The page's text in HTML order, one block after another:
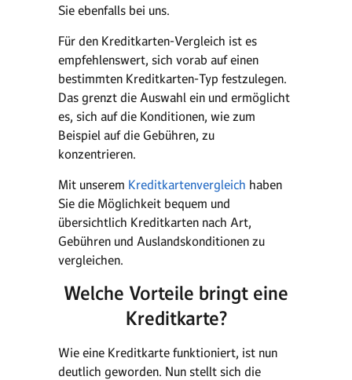
Sie ebenfalls bei uns.
Für den Kreditkarten-Vergleich ist es
empfehlenswert, sich vorab auf einen
bestimmten Kreditkarten-Typ festzulegen.
Das grenzt die Auswahl ein und ermöglicht
es, sich auf die Konditionen, wie zum
Beispiel auf die Gebühren, zu
konzentrieren.
Mit unserem Kreditkartenvergleich haben
Sie die Möglichkeit bequem und
übersichtlich Kreditkarten nach Art,
Gebühren und Auslandskonditionen zu
vergleichen.
Welche Vorteile bringt eine
Kreditkarte?
Wie eine Kreditkarte funktioniert, ist nun
deutlich geworden. Nun stellt sich die